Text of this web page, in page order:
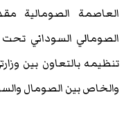
العاصمة الصومالية
الصومالي السوداني
تنظيمه بالتعاون بين
والخاص بين الصومال